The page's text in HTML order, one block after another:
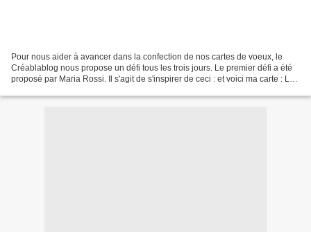
Pour nous aider à avancer dans la confection de nos cartes de voeux, le
Créablablog nous propose un défi tous les trois jours. Le premier défi a été
proposé par Maria Rossi. Il s'agit de s'inspirer de ceci : et voici ma carte : Le